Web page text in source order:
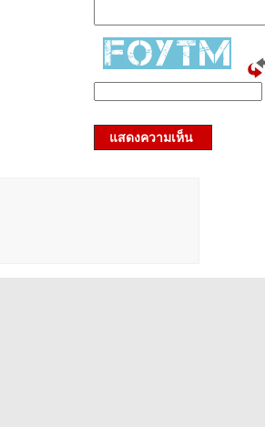
แสดงความเห็น